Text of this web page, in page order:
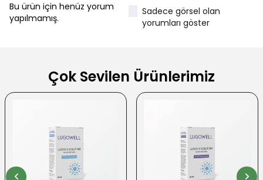
Bu ürün için henüz yorum
yapılmamış.
Sadece görsel olan
yorumları göster
Çok Sevilen Ürünlerimiz